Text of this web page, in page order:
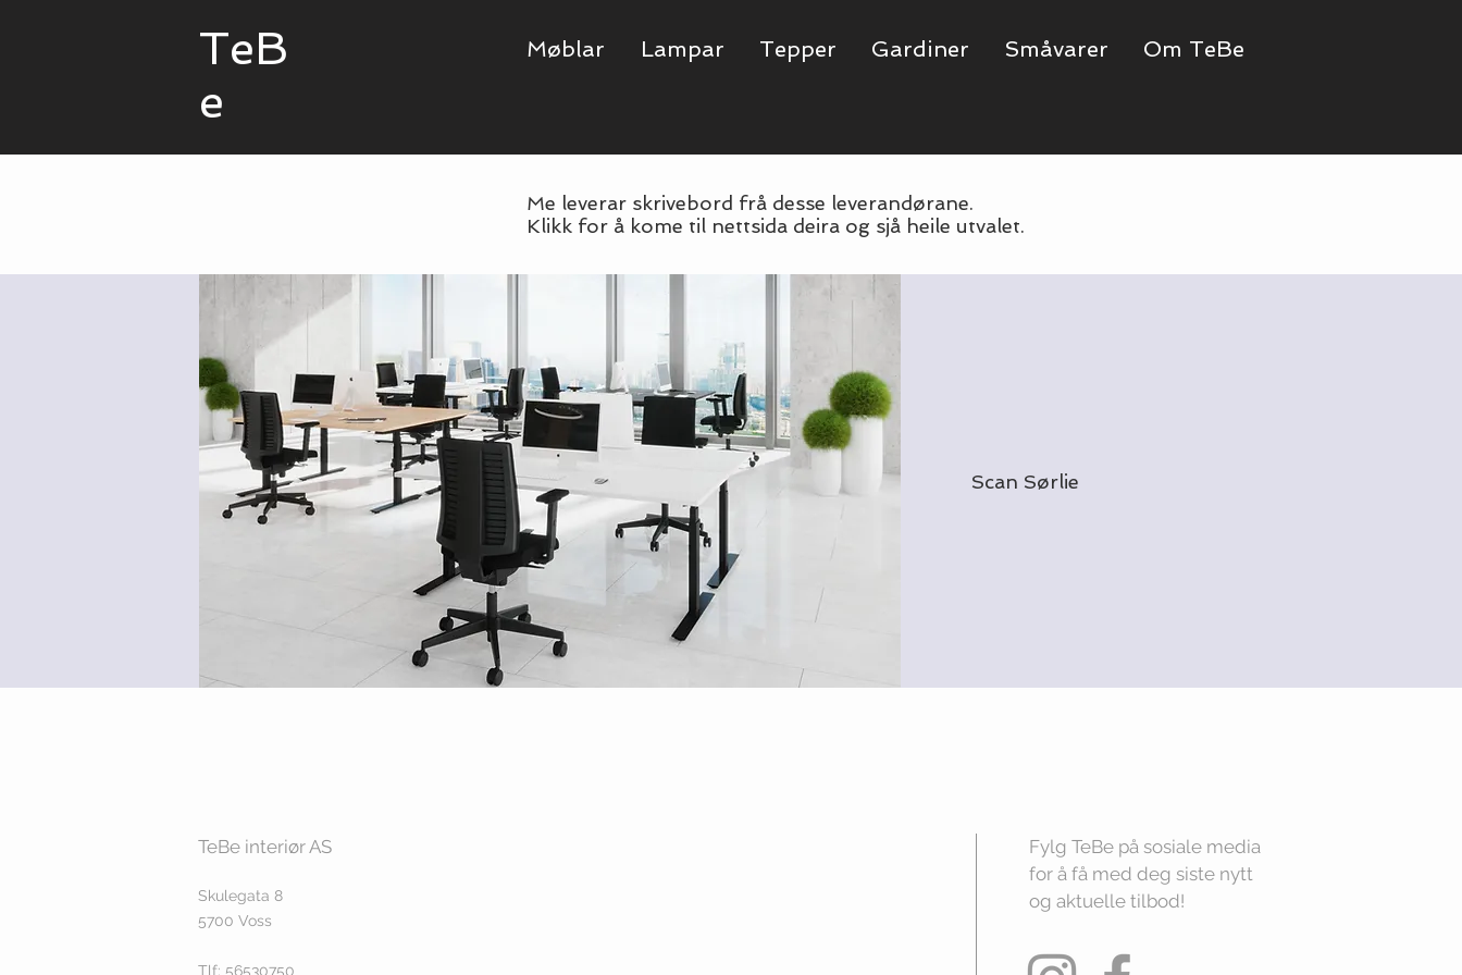
TeB
e
Møblar Lampar Tepper Gardiner Småvarer Om TeBe
Me leverar skrivebord frå desse leverandørane.
Klikk for å kome til nettsida deira og sjå heile utvalet.
Scan Sørlie
TeBe interiør AS
Skulegata 8
5700 Voss
Tlf: 56530750
Fylg TeBe på sosiale media
for å få med deg siste nytt
og aktuelle tilbod!